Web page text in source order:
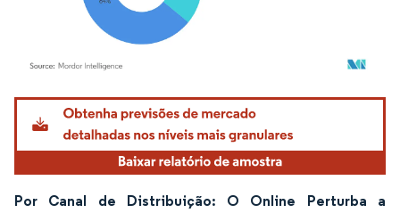
Imagem © Mordor Intelligence. O reuso requer atribuição conforme CC BY 4.0.
Por Canal de Distribuição: O Online Perturba a